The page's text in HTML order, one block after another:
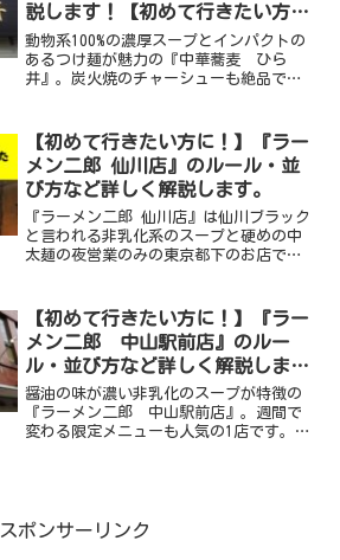
説します！【初めて行きたい方
に】
動物系100%の濃厚スープとインパクトの
あるつけ麺が魅力の『中華蕎麦 ひら
井』。炭火焼のチャーシューも絶品で
りのコインパーキングなど気になる情報
をまとめました。
【初めて行きたい方に！】『ラー
メン二郎 仙川店』のルール・並
び方など詳しく解説します。
『ラーメン二郎 仙川店』は仙川ブラック
と言われる非乳化系のスープと硬めの中
太麺の夜営業のみの東京都下のお店で
「駐車場」や「駐輪場」まで気になる点
をまとめました。
【初めて行きたい方に！】『ラー
メン二郎 中山駅前店』のルー
ル・並び方など詳しく解説しま
す！
醤油の味が濃い非乳化のスープが特徴の
『ラーメン二郎 中山駅前店』。週間で
変わる限定メニューも人気の1店です。中
スポンサーリンク